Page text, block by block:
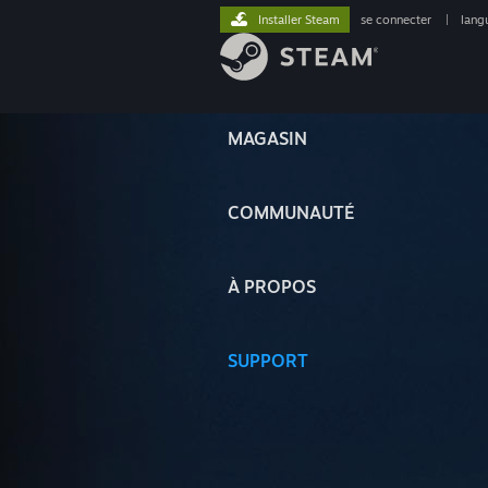
MAGASIN
COMMUNAUTÉ
À PROPOS
SUPPORT
Installer Steam se connecter